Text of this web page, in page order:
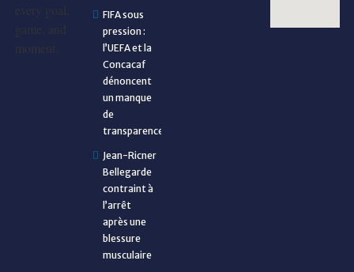
every goal,
game, and
moment.
FIFA sous
pression :
l’UEFA et la
Concacaf
dénoncent
un manque
de
transparence
Jean-Ricner
Bellegarde
contraint à
l’arrêt
après une
blessure
musculaire